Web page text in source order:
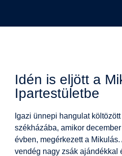
Idén is eljött a
Ipartestületbe
Igazi ünnepi hangulat
székházába, amikor
évben, megérkezett a
vendég nagy zsák ajándékkal